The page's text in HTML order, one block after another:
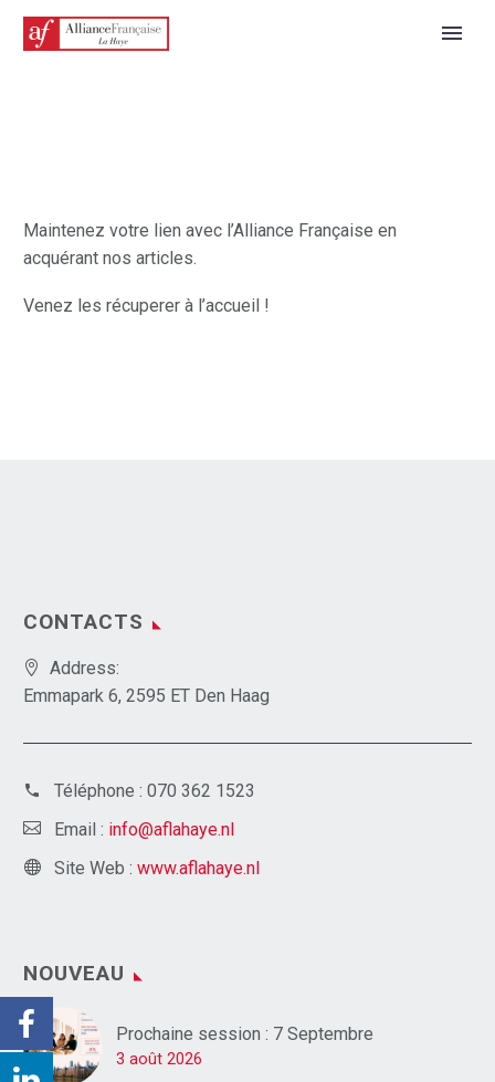
Maintenez votre lien avec l’Alliance Française en
acquérant nos articles.
Venez les récuperer à l’accueil !
CONTACTS
Address:
Emmapark 6, 2595 ET Den Haag
Téléphone : 070 362 1523
Email : info@aflahaye.nl
Site Web : www.aflahaye.nl
NOUVEAU
Prochaine session : 7 Septembre
3 août 2026